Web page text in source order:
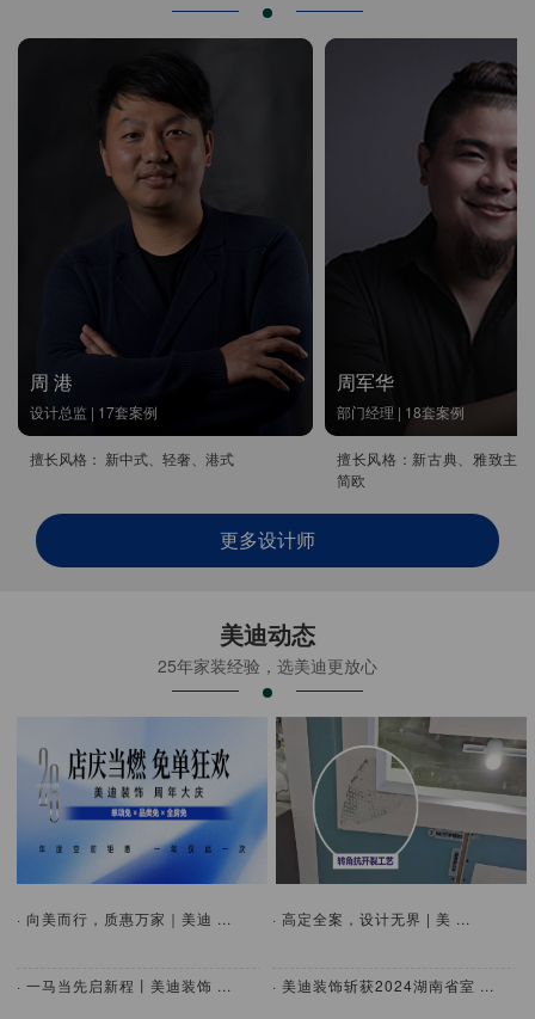
周 港
设计总监 | 17套案例
擅长风格： 新中式、轻奢、港式
周军华
部门经理 | 18套案例
擅长风格：新古典、雅致主
简欧
更多设计师
美迪动态
25年家装经验，选美迪更放心
· 向美而行，质惠万家｜美迪 ...
· 一马当先启新程丨美迪装饰 ...
· 高定全案，设计无界 | 美 ...
· 美迪装饰斩获2024湖南省室 ...